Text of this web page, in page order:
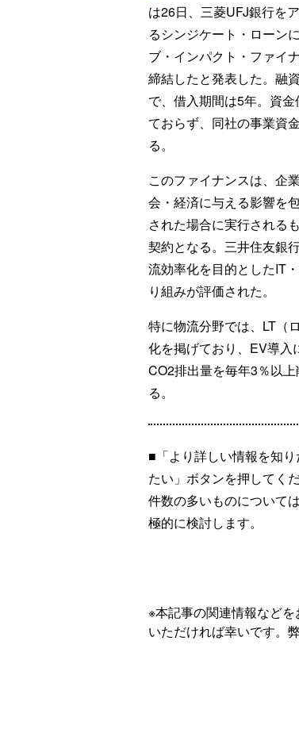
は26日、三菱UFJ銀行を
るシンジケート・ローン
ブ・インパクト・ファイ
締結したと発表した。融
で、借入期間は5年。資
ておらず、同社の事業資
る。
このファイナンスは、企
会・経済に与える影響を
された場合に実行される
契約となる。三井住友銀
流効率化を目的としたIT
り組みが評価された。
特に物流分野では、LT（
化を掲げており、EV導入
CO2排出量を毎年3％以
る。
■「より詳しい情報を知
たい」ボタンを押してく
件数の多いものについて
極的に検討します。
※本記事の関連情報など
いただければ幸いです。